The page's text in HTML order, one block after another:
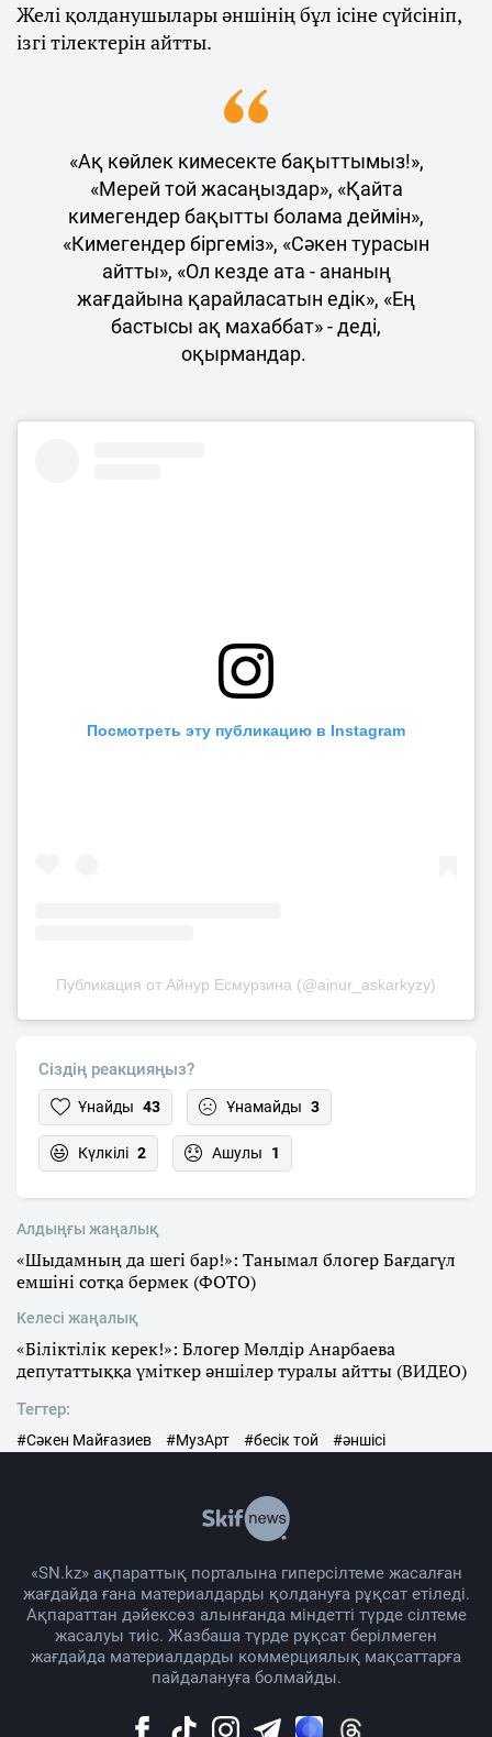
Желі қолданушылары әншінің бұл ісіне сүйсініп,
ізгі тілектерін айтты.
«Ақ көйлек кимесекте бақыттымыз!»,
«Мерей той жасаңыздар», «Қайта
кимегендер бақытты болама деймін»,
«Кимегендер біргеміз», «Сәкен турасын
айтты», «Ол кезде ата - ананың
жағдайына қарайласатын едік», «Ең
бастысы ақ махаббат» - деді,
оқырмандар.
Посмотреть эту публикацию в Instagram
Публикация от Айнур Есмурзина (@ainur_askarkyzy)
Сіздің реакцияңыз?
Ұнайды 43 Ұнамайды 3
Күлкілі 2 Ашулы 1
Алдыңғы жаңалық
«Шыдамның да шегі бар!»: Танымал блогер Бағдагүл
емшіні сотқа бермек (ФОТО)
Келесі жаңалық
«Біліктілік керек!»: Блогер Мөлдір Анарбаева
депутаттыққа үміткер әншілер туралы айтты (ВИДЕО)
Тегтер:
#Сәкен Майғазиев #МузАрт #бесік той #әншісі
«SN.kz» ақпараттық порталына гиперсілтеме жасалған
жағдайда ғана материалдарды қолдануға рұқсат етіледі.
Ақпараттан дәйексөз алынғанда міндетті түрде сілтеме
жасалуы тиіс. Жазбаша түрде рұқсат берілмеген
жағдайда материалдарды коммерциялық мақсаттарға
пайдалануға болмайды.